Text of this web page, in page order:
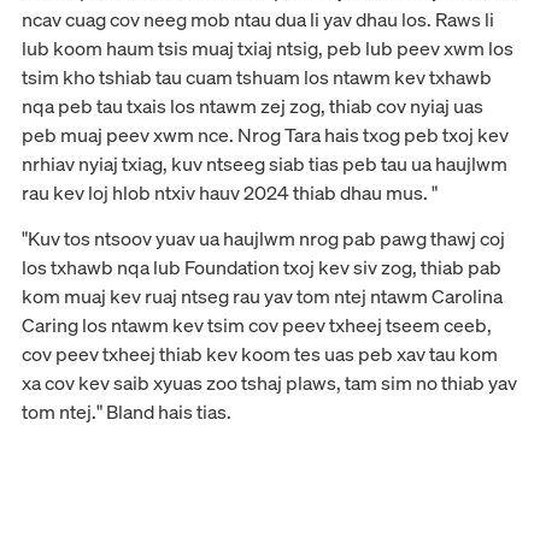
ncav cuag cov neeg mob ntau dua li yav dhau los. Raws li
lub koom haum tsis muaj txiaj ntsig, peb lub peev xwm los
tsim kho tshiab tau cuam tshuam los ntawm kev txhawb
nqa peb tau txais los ntawm zej zog, thiab cov nyiaj uas
peb muaj peev xwm nce. Nrog Tara hais txog peb txoj kev
nrhiav nyiaj txiag, kuv ntseeg siab tias peb tau ua haujlwm
rau kev loj hlob ntxiv hauv 2024 thiab dhau mus. "
"Kuv tos ntsoov yuav ua haujlwm nrog pab pawg thawj coj
los txhawb nqa lub Foundation txoj kev siv zog, thiab pab
kom muaj kev ruaj ntseg rau yav tom ntej ntawm Carolina
Caring los ntawm kev tsim cov peev txheej tseem ceeb,
cov peev txheej thiab kev koom tes uas peb xav tau kom
xa cov kev saib xyuas zoo tshaj plaws, tam sim no thiab yav
tom ntej." Bland hais tias.